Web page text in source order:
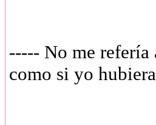
----- No me refería
como si yo